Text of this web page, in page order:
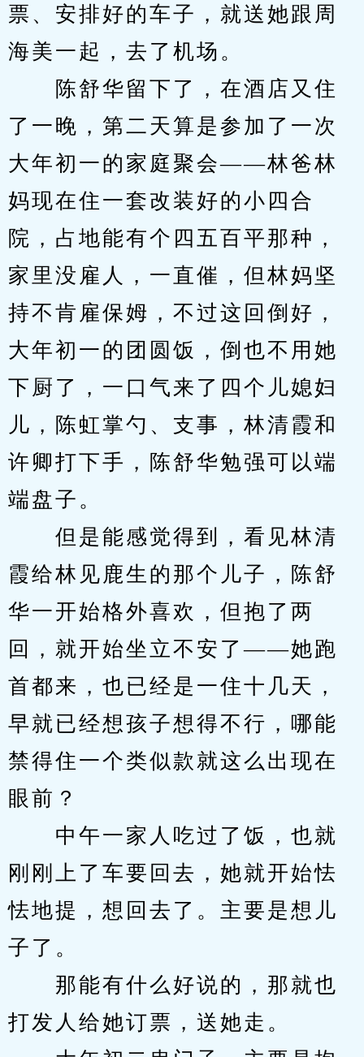
票、安排好的车子，就送她跟周
海美一起，去了机场。
陈舒华留下了，在酒店又住
了一晚，第二天算是参加了一次
大年初一的家庭聚会——林爸林
妈现在住一套改装好的小四合
院，占地能有个四五百平那种，
家里没雇人，一直催，但林妈坚
持不肯雇保姆，不过这回倒好，
大年初一的团圆饭，倒也不用她
下厨了，一口气来了四个儿媳妇
儿，陈虹掌勺、支事，林清霞和
许卿打下手，陈舒华勉强可以端
端盘子。
但是能感觉得到，看见林清
霞给林见鹿生的那个儿子，陈舒
华一开始格外喜欢，但抱了两
回，就开始坐立不安了——她跑
首都来，也已经是一住十几天，
早就已经想孩子想得不行，哪能
禁得住一个类似款就这么出现在
眼前？
中午一家人吃过了饭，也就
刚刚上了车要回去，她就开始怯
怯地提，想回去了。主要是想儿
子了。
那能有什么好说的，那就也
打发人给她订票，送她走。